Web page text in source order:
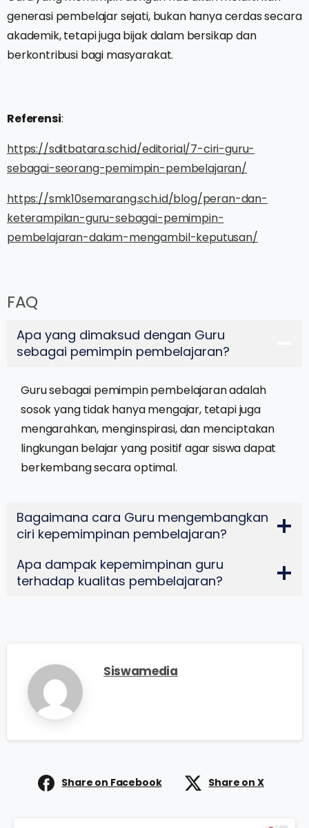
generasi pembelajar sejati, bukan hanya cerdas secara
akademik, tetapi juga bijak dalam bersikap dan
berkontribusi bagi masyarakat.
Referensi:
https://sditbatara.sch.id/editorial/7-ciri-guru-
sebagai-seorang-pemimpin-pembelajaran/
https://smk10semarang.sch.id/blog/peran-dan-
keterampilan-guru-sebagai-pemimpin-
pembelajaran-dalam-mengambil-keputusan/
FAQ
Apa yang dimaksud dengan Guru
sebagai pemimpin pembelajaran?
Guru sebagai pemimpin pembelajaran adalah
sosok yang tidak hanya mengajar, tetapi juga
mengarahkan, menginspirasi, dan menciptakan
lingkungan belajar yang positif agar siswa dapat
berkembang secara optimal.
Bagaimana cara Guru mengembangkan
ciri kepemimpinan pembelajaran?
Apa dampak kepemimpinan guru
terhadap kualitas pembelajaran?
Siswamedia
Share on Facebook Share on X